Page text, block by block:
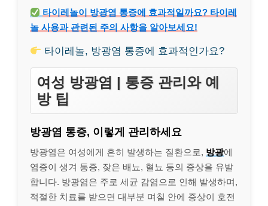
타이레놀이 방광염 통증에 효과적일까요? 타이레
놀 사용과 관련된 주의 사항을 알아보세요!
타이레놀, 방광염 통증에 효과적인가요?
여성 방광염 | 통증 관리와 예
방 팁
방광염 통증, 이렇게 관리하세요
방광염은 여성에게 흔히 발생하는 질환으로, 방광에
염증이 생겨 통증, 잦은 배뇨, 혈뇨 등의 증상을 유발
합니다. 방광염은 주로 세균 감염으로 인해 발생하며,
적절한 치료를 받으면 대부분 며칠 안에 증상이 호전